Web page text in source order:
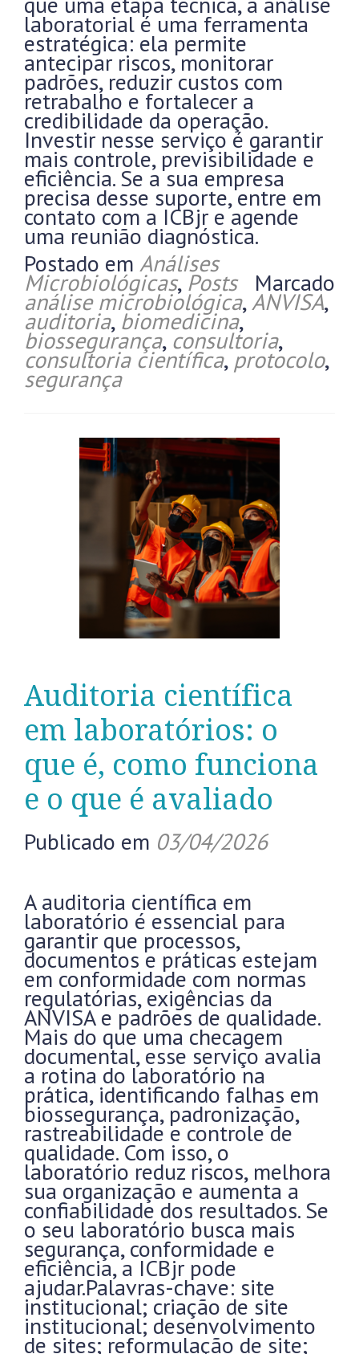
laboratorial é uma ferramenta
estratégica: ela permite
antecipar riscos, monitorar
padrões, reduzir custos com
retrabalho e fortalecer a
credibilidade da operação.
Investir nesse serviço é garantir
mais controle, previsibilidade e
eficiência. Se a sua empresa
precisa desse suporte, entre em
contato com a ICBjr e agende
uma reunião diagnóstica.
Postado em Análises
Microbiológicas, Posts Marcado
análise microbiológica,ANVISA,
auditoria, biomedicina,
biossegurança, consultoria,
consultoria científica,protocolo,
segurança
Auditoria científica
em laboratórios: o
que é, como funciona
e o que é avaliado
Publicado em 03/04/2026
A auditoria científica em
laboratório é essencial para
garantir que processos,
documentos e práticas estejam
em conformidade com normas
regulatórias, exigências da
ANVISA e padrões de qualidade.
Mais do que uma checagem
documental, esse serviço avalia
a rotina do laboratório na
prática, identificando falhas em
biossegurança, padronização,
rastreabilidade e controle de
qualidade. Com isso, o
laboratório reduz riscos, melhora
sua organização e aumenta a
confiabilidade dos resultados. Se
o seu laboratório busca mais
segurança, conformidade e
eficiência, a ICBjr pode
ajudar.Palavras-chave: site
institucional; criação de site
institucional; desenvolvimento
de sites; reformulação de site;